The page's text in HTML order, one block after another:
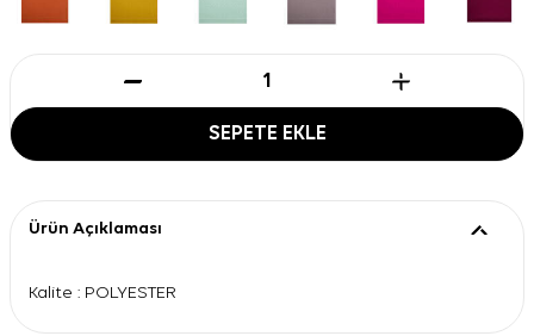
SEPETE EKLE
Ürün Açıklaması
Kalite : POLYESTER